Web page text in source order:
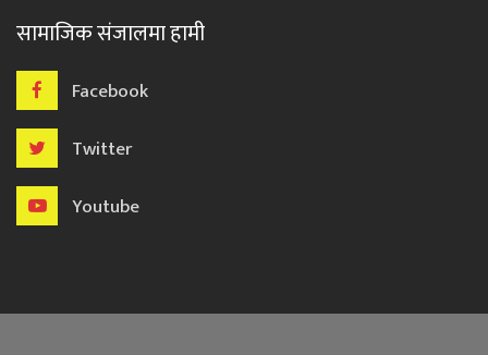
सामाजिक संजालमा हामी
Facebook
Twitter
Youtube